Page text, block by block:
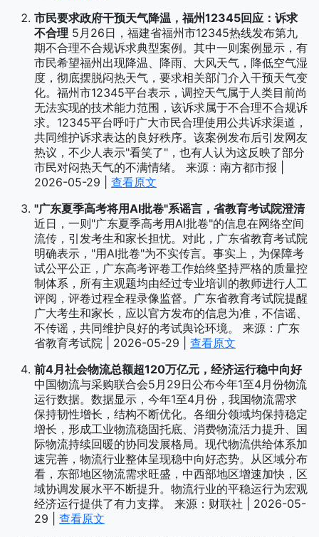
市民要求政府干预天气降温，福州12345回应：诉求
不合理 5月26日，福建省福州市12345热线发布第九
期不合理不合规诉求典型案例。其中一则案例显示，有
市民希望福州出现降温、降雨、大风天气，降低空气湿
度，彻底摆脱闷热天气，要求相关部门介入干预天气变
化。福州市12345平台表示，调控天气属于人类目前尚
无法实现的技术能力范围，该诉求属于不合理不合规诉
求。12345平台呼吁广大市民合理使用公共诉求渠道，
共同维护诉求表达的良好秩序。该案例发布后引发网友
热议，不少人表示"看笑了"，也有人认为这反映了部分
市民对闷热天气的不满情绪。 来源：南方都市报 |
2026-05-29 | 查看原文
"广东夏季高考将用AI批卷"系谣言，省教育考试院澄清
近日，一则"广东夏季高考用AI批卷"的信息在网络空间
流传，引发考生和家长担忧。对此，广东省教育考试院
明确表示，"用AI批卷"为不实传言。事实上，为保障考
试公平公正，广东高考评卷工作始终坚持严格的质量控
制体系，所有主观题均由经过专业培训的教师进行人工
评阅，评卷过程全程录像监督。广东省教育考试院提醒
广大考生和家长，应以官方发布的信息为准，不信谣、
不传谣，共同维护良好的考试舆论环境。 来源：广东
省教育考试院 | 2026-05-29 | 查看原文
前4月社会物流总额超120万亿元，经济运行稳中向好
中国物流与采购联合会5月29日公布今年1至4月份物流
运行数据。数据显示，今年1至4月份，我国物流需求
保持韧性增长，结构不断优化。各细分领域均保持稳定
增长，形成工业物流稳固托底、消费物流活力提升、国
际物流持续回暖的协同发展格局。现代物流供给体系加
速完善，物流行业整体呈现稳中向好态势。从区域分布
看，东部地区物流需求旺盛，中西部地区增速加快，区
域协调发展水平不断提升。物流行业的平稳运行为宏观
经济运行提供了有力支撑。 来源：财联社 | 2026-05-
29 | 查看原文